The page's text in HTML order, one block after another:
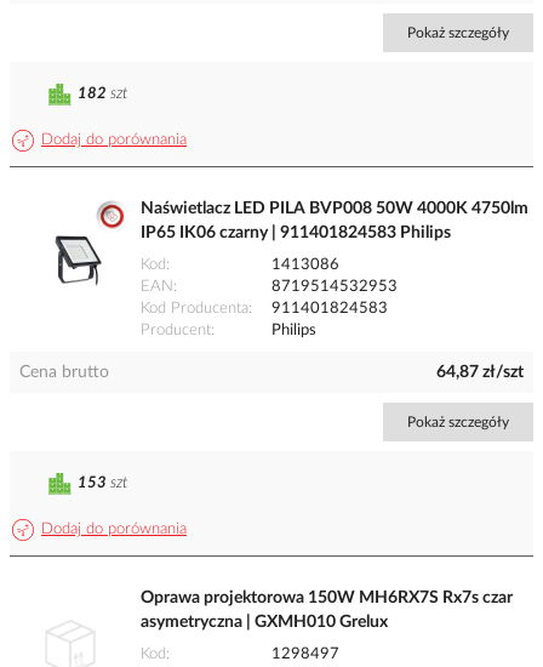
Pokaż szczegóły
Dodaj do porównania
182 szt
Naświetlacz LED PILA BVP008 50W 4000K 4750lm
IP65 IK06 czarny | 911401824583 Philips
Kod
1413086
EAN
8719514532953
Kod Producenta
911401824583
Producent
Philips
Cena brutto 64,87 zł/szt
Pokaż szczegóły
Dodaj do porównania
153 szt
Oprawa projektorowa 150W MH6RX7S Rx7s czar
asymetryczna | GXMH010 Grelux
Kod
1298497